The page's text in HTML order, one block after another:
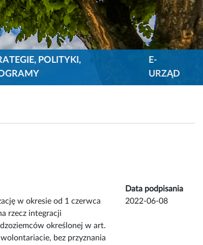
POLITYKI,
E-
URZĄD
Data podpisania
w okresie od 1 czerwca
rzecz integracji
określonej w art.
bez przyznania
2022-06-08